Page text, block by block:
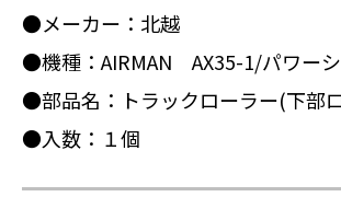
●メーカー：北越
●機種：AIRMAN AX35-1/パワー
●部品名：トラックローラー(下部
●入数：１個